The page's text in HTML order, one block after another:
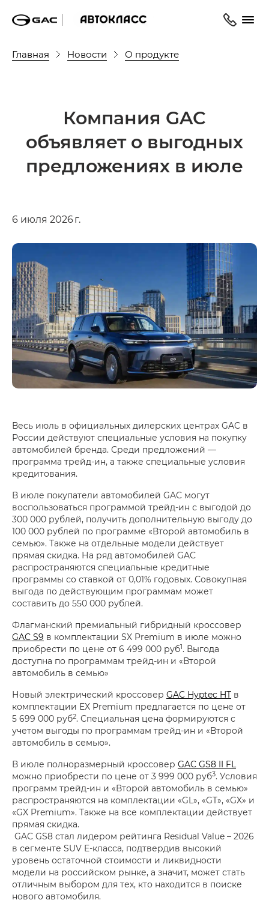
Главная Новости О продукте
Компания GAC
объявляет о выгодных
предложениях в июле
6 июля 2026 г.
Весь июль в официальных дилерских центрах GAC в
России действуют специальные условия на покупку
автомобилей бренда. Среди предложений —
программа трейд-ин, а также специальные условия
кредитования.
В июле покупатели автомобилей GAC могут
воспользоваться программой трейд-ин с выгодой до
300 000 рублей, получить дополнительную выгоду до
100 000 рублей по программе «Второй автомобиль в
семью». Также на отдельные модели действует
прямая скидка. На ряд автомобилей GAC
распространяются специальные кредитные
программы со ставкой от 0,01% годовых. Совокупная
выгода по действующим программам может
составить до 550 000 рублей.
Флагманский премиальный гибридный кроссовер
GAC S9 в комплектации SX Premium в июле можно
приобрести по цене от 6 499 000 руб1. Выгода
доступна по программам трейд-ин и «Второй
автомобиль в семью»
Новый электрический кроссовер GAC Hyptec HT в
комплектации EX Premium предлагается по цене от
5 699 000 руб2. Специальная цена формируются с
учетом выгоды по программам трейд-ин и «Второй
автомобиль в семью».
В июле полноразмерный кроссовер GAC GS8 II FL
можно приобрести по цене от 3 999 000 руб3. Условия
программ трейд-ин и «Второй автомобиль в семью»
распространяются на комплектации «GL», «GT», «GX» и
«GX Premium». Также на все комплектации действует
прямая скидка.
GAC GS8 стал лидером рейтинга Residual Value – 2026
в сегменте SUV E-класса, подтвердив высокий
уровень остаточной стоимости и ликвидности
модели на российском рынке, а значит, может стать
отличным выбором для тех, кто находится в поиске
нового автомобиля.